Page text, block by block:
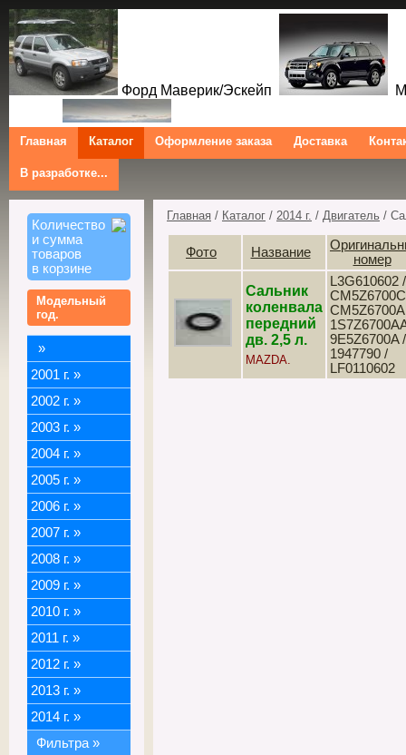
Форд Маверик/Эскейп
Трибют
Ford Maverick/Escape
Tribute Ford Kuga/Escape
Главная Каталог Оформление заказа Доставка
В разработке...
Количество
и сумма
товаров
в корзине
Модельный
год.
»
2001 г. »
2002 г. »
2003 г. »
2004 г. »
2005 г. »
2006 г. »
2007 г. »
2008 г. »
2009 г. »
2010 г. »
2011 г. »
2012 г. »
2013 г. »
2014 г. »
Фильтра »
Главная / Каталог / 2014 г. / Двигатель /
Фото Название
номер
Сальник
коленвала
передний
дв. 2,5 л.
MAZDA.
L3G610602 /
9E5Z6700A /
1947790 /
LF0110602